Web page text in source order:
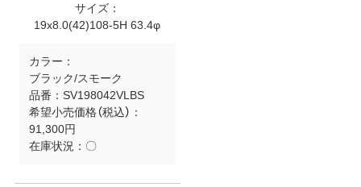
サイズ：
19x8.0(42)108-5H 63.4φ
カラー：
ブラック/スモーク
品番： SV198042VLBS
希望小売価格（税込）：
91,300円
在庫状況： 〇